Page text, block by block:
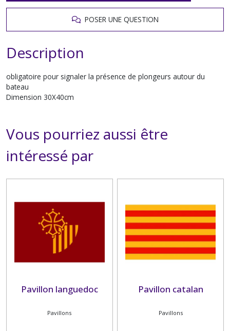
POSER UNE QUESTION
Description
obligatoire pour signaler la présence de plongeurs autour du
bateau
Dimension 30X40cm
Vous pourriez aussi être
intéressé par
Pavillon languedoc
Pavillons
Pavillon catalan
Pavillons